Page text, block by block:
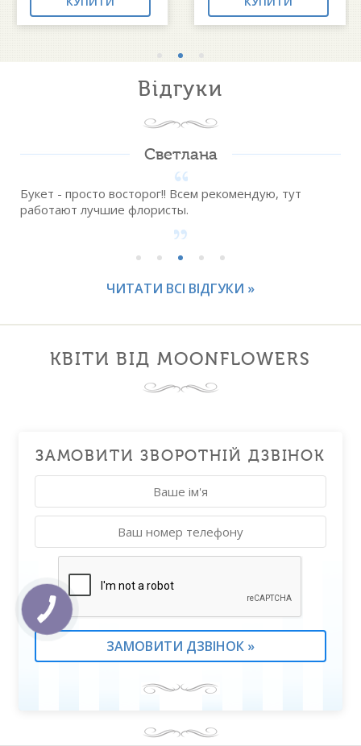
Відгуки
Светлана
Букет - просто восторог!! Всем рекомендую, тут
работают лучшие флористы.
ЧИТАТИ ВСІ ВІДГУКИ »
КВІТИ ВІД MOONFLOWERS
ЗАМОВИТИ ЗВОРОТНІЙ ДЗВІНОК